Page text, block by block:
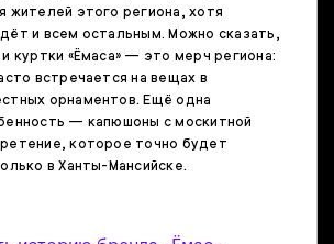
жителей этого региона, хотя
и всем остальным. Можно сказать,
куртки «Ёмаса» — это мерч региона:
встречается на вещах в
орнаментов. Ещё одна
— капюшоны с москитной
которое точно будет
в Ханты-Мансийске.